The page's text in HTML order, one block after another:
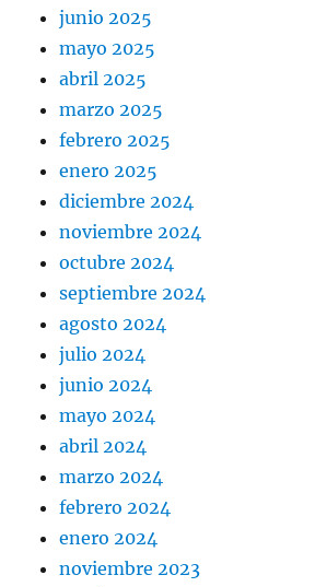
junio 2025
mayo 2025
abril 2025
marzo 2025
febrero 2025
enero 2025
diciembre 2024
noviembre 2024
octubre 2024
septiembre 2024
agosto 2024
julio 2024
junio 2024
mayo 2024
abril 2024
marzo 2024
febrero 2024
enero 2024
noviembre 2023